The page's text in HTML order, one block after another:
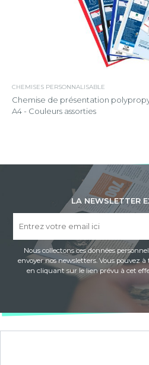
CHEMISES PERSONNALISABLE
Chemise de présentation
A4 - Couleurs assorties
LA NEWSLETTER
Nous collectons ces données
envoyer nos newsletters. Vous pouvez
en cliquant sur le lien prévu à cet